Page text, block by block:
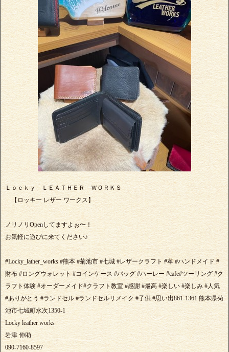
Ｌｏｃｋｙ ＬＥＡＴＨＥＲ ＷＯＲＫＳ
【ロッキー レザー ワークス】
ノリノリOpenしてますよぉ〜！
お気軽に遊びに来てください♪
#Locky_lather_works #熊本 #菊池市 #七城 #レザークラフト #革 #ハンドメイド #
財布 #ロングウォレット #コインケース #バッグ #ハーレー #cafe#ツーリング #ク
ラフト体験 #オーダーメイド#クラフト教室 #感謝 #最高 #楽しい #楽しみ #人気
#ありがとう #ランドセル #ランドセルリメイク #子供 #思い出861-1361 熊本県菊
池市七城町水次1350-1
Locky leather works
岩津 伸助
090-7160-8597